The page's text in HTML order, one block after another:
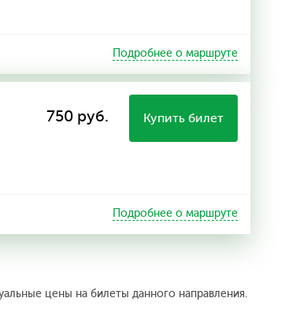
Подробнее о маршруте
750 руб. Купить билет
Подробнее о маршруте
цены на билеты данного направления.